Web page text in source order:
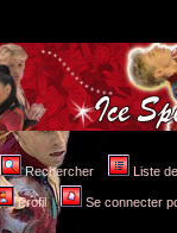
Rechercher Liste
Profil Se connecter